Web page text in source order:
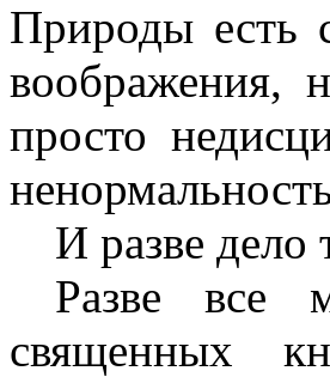
Природы есть
воображения,
просто
И разве дело
Разве все
священных